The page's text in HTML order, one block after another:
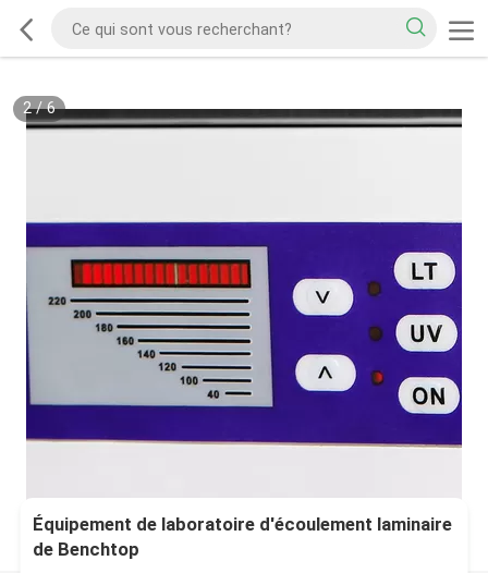
2/6
Équipement de laboratoire d'écoulement laminaire
de Benchtop